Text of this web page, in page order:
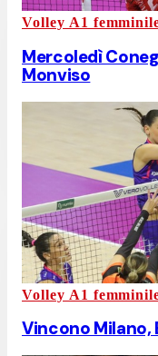
Volley A1
Mercoledì
Monviso
Volley A1
Vincono Milano,